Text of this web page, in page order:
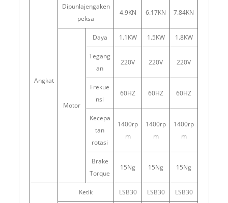
Angkat
Dipunlajengaken
peksa
4.9KN 6.17KN 7.84KN
Motor
Daya 1.1KW 1.5KW 1.8KW
Tegang
an
220V 220V 220V
Frekue
nsi
60HZ 60HZ 60HZ
Kecepa
tan
rotasi
1400rp
m
1400rp
m
1400rp
m
Brake
Torque
15Ng 15Ng 15Ng
Ketik LSB30 LSB30 LSB30